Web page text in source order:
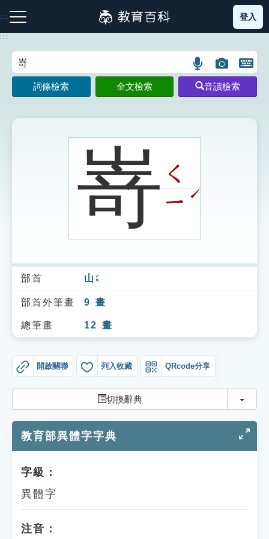
到
主
:::
注音索引圖示 筆畫索引圖示 部首索引表圖示
索引選單
知識索引
單字索引
貓頭鷹博士
登入
:::
語
言
搜
示
圖
片
搜
開
鍵
圖
詞條檢索 全文檢索 音讀檢索
嵜 ㄑ
ㄧˊ
部首 山 ㄕㄢ
部首外筆畫 9 畫
總筆畫 12 畫
開啟關聯 列入收藏 QRcode分享
切換辭典 切換
教育部異體字字典
字級：
異體字
注音：